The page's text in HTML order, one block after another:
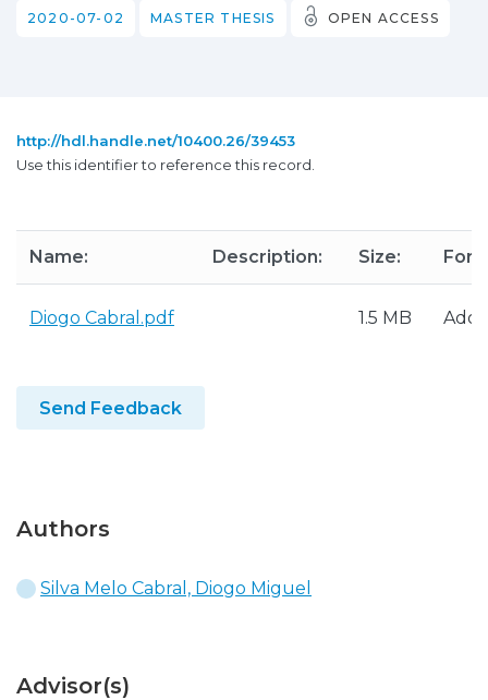
2020-07-02 MASTER THESIS OPEN ACCESS
http://hdl.handle.net/10400.26/39453
Use this identifier to reference this record.
Name: Description: Size:
Diogo Cabral.pdf 1.5 MB
Send Feedback
Authors
Silva Melo Cabral, Diogo Miguel
Advisor(s)